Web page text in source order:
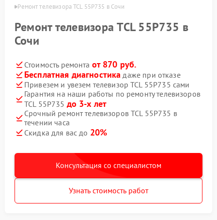
Сочи Ремонт телевизора TCL 55P735 в Сочи
Ремонт телевизора TCL 55P735 в
Сочи
Стоимость ремонта от 870 руб.
Бесплатная диагностика даже при отказе
Привезем и увезем телевизор TCL 55P735 сами
Гарантия на наши работы по ремонту телевизоров
TCL 55P735 до 3-х лет
Срочный ремонт телевизоров TCL 55P735 в
течении часа
Скидка для вас до 20%
Консультация со специалистом
Узнать стоимость работ